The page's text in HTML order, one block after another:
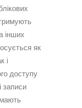
інших
як
і
доступу
записи